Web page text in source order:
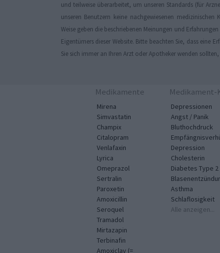
und teilweise überarbeitet, um unseren Standards (für
unseren Benutzern keine nachgewiesenen
Weise geben die beschriebenen Meinungen und
Eigentümers dieser Website. Bitte beachten Sie, dass eine
Sie sich immer an Ihren Arzt oder Apotheker wenden
Medikamente
Mirena
Simvastatin
Champix
Citalopram
Venlafaxin
Lyrica
Omeprazol
Sertralin
Paroxetin
Amoxicillin
Seroquel
Tramadol
Mirtazapin
Terbinafin
Amoxiclav (=
Medikament-
Depressionen
Angst / Panik
Bluthochdruck
Depression
Cholesterin
Diabetes Type 2
Asthma
Schlaflosigkeit
Alle anzeigen...